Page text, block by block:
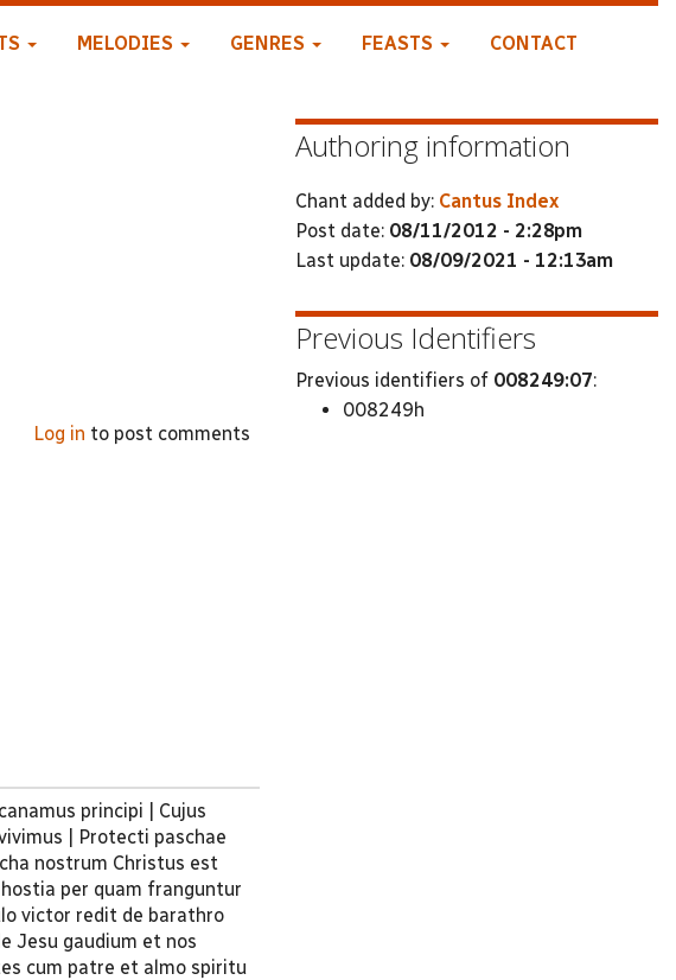
MELODIES GENRES FEASTS CONTACT
Log in to post comments
principi | Cujus
| Protecti paschae
nostrum Christus est
per quam franguntur
victor redit de barathro
Jesu gaudium et nos
cum patre et almo spiritu
Authoring information
Chant added by: Cantus Index
Post date: 08/11/2012 - 2:28pm
Last update: 08/09/2021 - 12:13am
Previous Identifiers
Previous identifiers of 008249:07:
008249h